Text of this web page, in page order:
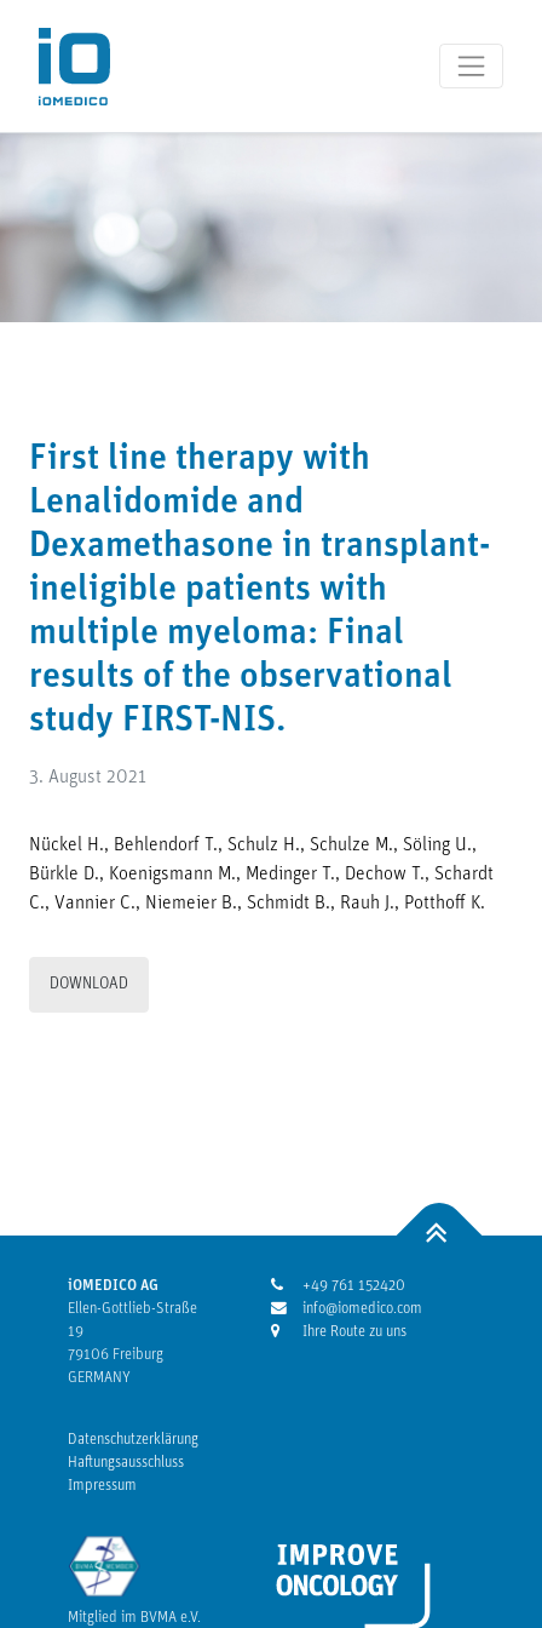
First line therapy with
Lenalidomide and
Dexamethasone in transplant-
ineligible patients with
multiple myeloma: Final
results of the observational
study FIRST-NIS.
3. August 2021
Nückel H., Behlendorf T., Schulz H., Schulze M., Söling U.,
Bürkle D., Koenigsmann M., Medinger T., Dechow T., Schardt
C., Vannier C., Niemeier B., Schmidt B., Rauh J., Potthoff K.
DOWNLOAD
iOMEDICO AG
Ellen-Gottlieb-Straße
19
79106 Freiburg
GERMANY
+49 761 152420
info@iomedico.com
Ihre Route zu uns
Datenschutzerklärung
Haftungsausschluss
Impressum
Mitglied im BVMA e.V.